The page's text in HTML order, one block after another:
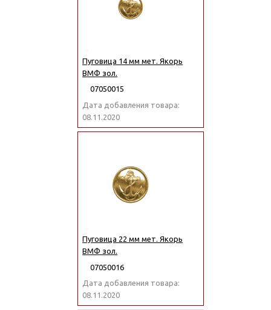
Пуговица 14 мм мет. Якорь
ВМФ зол.
07050015
Дата добавления товара:
08.11.2020
Пуговица 22 мм мет. Якорь
ВМФ зол.
07050016
Дата добавления товара:
08.11.2020